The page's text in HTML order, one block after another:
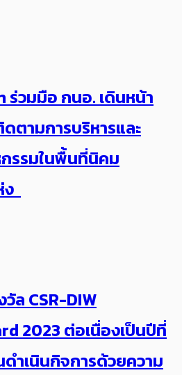
ร่วมมือ กนอ. เดินหน้า
ดตามการบริหารและ
รรมในพื้นที่นิคม
ง
ล CSR-DIW
2023 ต่อเนื่องเป็นปีที่
ำเนินกิจการด้วยความ